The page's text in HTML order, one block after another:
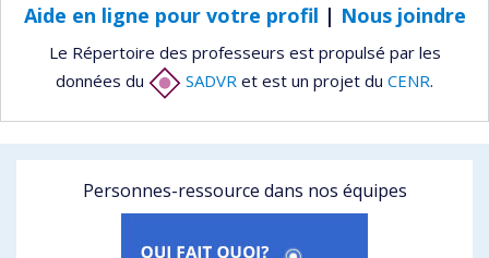
Aide en ligne pour votre profil | Nous joindre
Le Répertoire des professeurs est propulsé par les
données du
SADVR et est un projet du CENR.
Personnes-ressource dans nos équipes